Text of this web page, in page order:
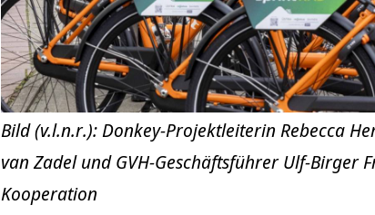
Bild (v.l.n.r.): Donkey-Projektleiterin Rebecca
van Zadel und GVH-Geschäftsführer Ulf-Birger
Kooperation